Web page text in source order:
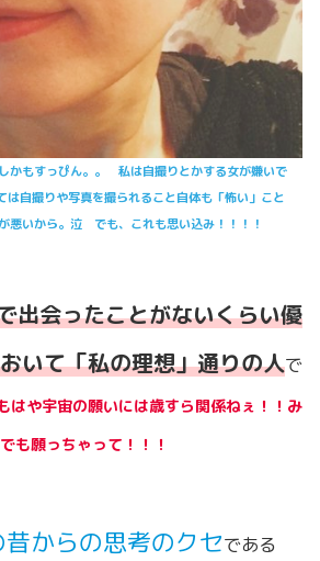
かもすっぴん。。 私は自撮りとかする女が嫌いで
自撮りや写真を撮られること自体も「怖い」こと
悪いから。泣 でも、これも思い込み！！！！
出会ったことがないくらい優
いて「私の理想」通りの人で
はや宇宙の願いには歳すら関係ねぇ！！み
も願っちゃって！！！
昔からの思考のクセである